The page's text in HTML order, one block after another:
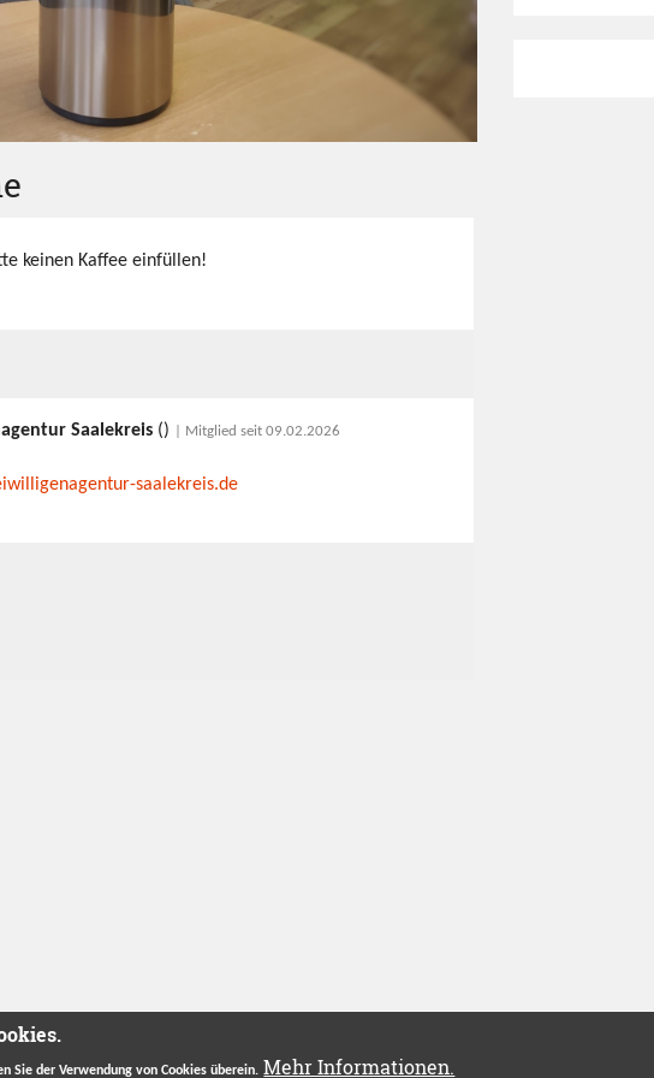
keinen Kaffee einfüllen!
Saalekreis () | Mitglied seit 09.02.2026
saalekreis.de
Sie der Verwendung von Cookies überein. Mehr Informationen.